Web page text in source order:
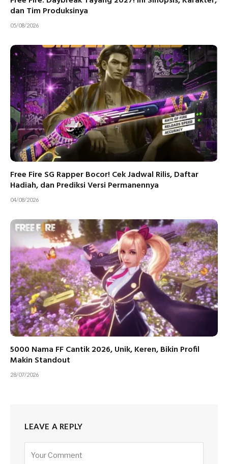
dan Tim Produksinya
05/08/2026
Free Fire SG Rapper Bocor! Cek Jadwal Rilis, Daftar
Hadiah, dan Prediksi Versi Permanennya
04/08/2026
5000 Nama FF Cantik 2026, Unik, Keren, Bikin Profil
Makin Standout
28/07/2026
LEAVE A REPLY